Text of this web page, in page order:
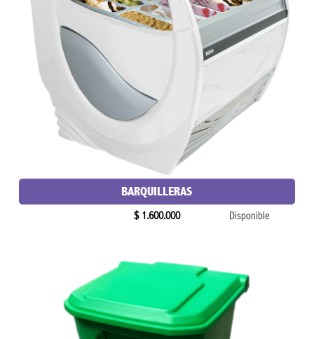
BARQUILLERAS
$ 1.600.000 Disponible